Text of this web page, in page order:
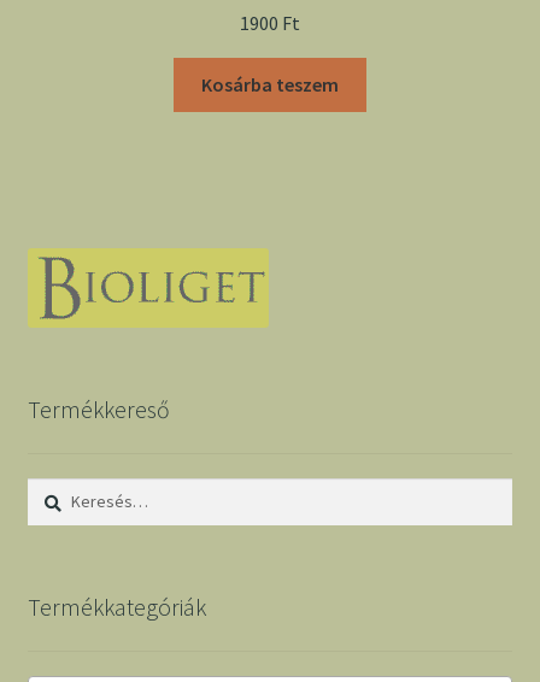
1900 Ft
Kosárba teszem
Termékkereső
Keresés:
Termékkategóriák